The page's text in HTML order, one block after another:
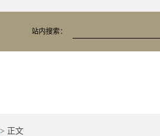
站内搜索：
> 正文